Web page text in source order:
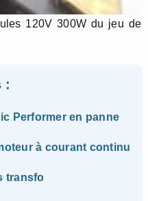
120V 300W du jeu de
:
Performer en panne
à courant continu
transfo